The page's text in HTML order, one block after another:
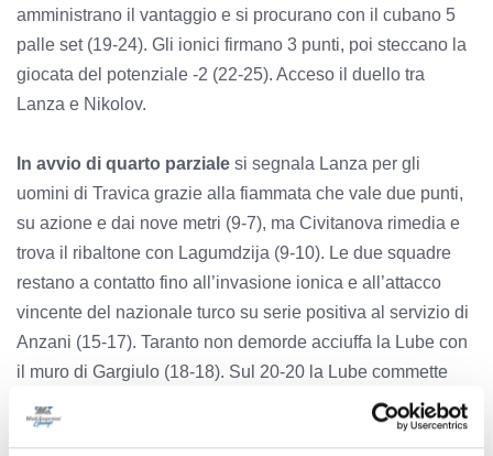
amministrano il vantaggio e si procurano con il cubano 5
palle set (19-24). Gli ionici firmano 3 punti, poi steccano la
giocata del potenziale -2 (22-25). Acceso il duello tra
Lanza e Nikolov.
In avvio di quarto parziale si segnala Lanza per gli
uomini di Travica grazie alla fiammata che vale due punti,
su azione e dai nove metri (9-7), ma Civitanova rimedia e
trova il ribaltone con Lagumdzija (9-10). Le due squadre
restano a contatto fino all’invasione ionica e all’attacco
vincente del nazionale turco su serie positiva al servizio di
Anzani (15-17). Taranto non demorde acciuffa la Lube con
il muro di Gargiulo (18-18). Sul 20-20 la Lube commette
una leggerezza pesante (21-20). Sul possibile punto del
24-22, l’arbitro scova una doppia della Gioiella Prisma (23-